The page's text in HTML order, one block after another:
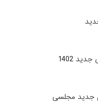
1402
جدید مجلسی